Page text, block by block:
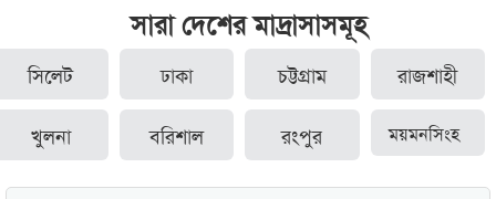
সারা দেশের মাদ্রাসাসমূহ
সিলেট ঢাকা চট্টগ্রাম রাজশাহী
খুলনা বরিশাল রংপুর ময়মনসিংহ